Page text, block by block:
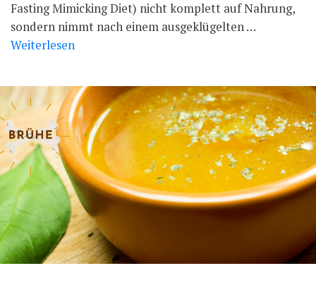
Fasting Mimicking Diet) nicht komplett auf Nahrung,
sondern nimmt nach einem ausgeklügelten …
Weiterlesen